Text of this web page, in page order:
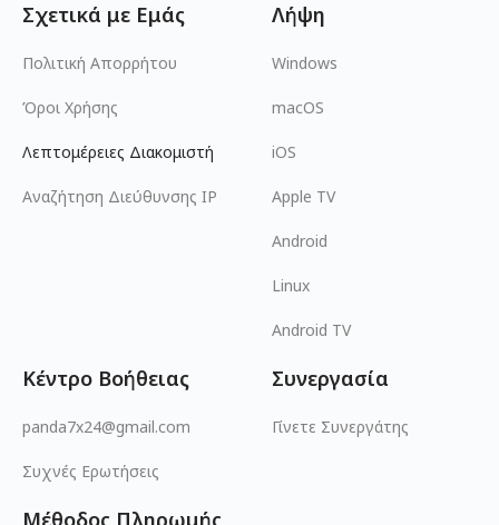
Σχετικά με Εμάς
Πολιτική Απορρήτου
Όροι Χρήσης
Λεπτομέρειες Διακομιστή
Αναζήτηση Διεύθυνσης IP
Λήψη
Windows
macOS
iOS
Apple TV
Android
Linux
Android TV
Κέντρο Βοήθειας
panda7x24@gmail.com
Συχνές Ερωτήσεις
Συνεργασία
Γίνετε Συνεργάτης